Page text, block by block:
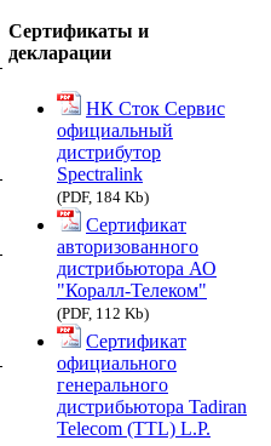
Сертификаты и
декларации
НК Сток Сервис
официальный
дистрибутор
Spectralink
(PDF, 184 Kb)
Сертификат
авторизованного
дистрибьютора АО
"Коралл-Телеком"
(PDF, 112 Kb)
Сертификат
официального
генерального
дистрибьютора Tadiran
Telecom (TTL) L.P.